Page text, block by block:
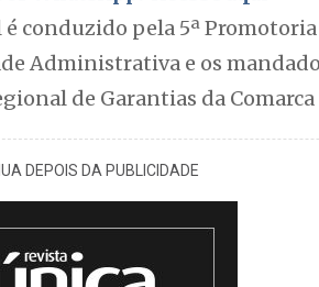
pela 5ª Promotoria
Administrativa e os
de Garantias da Comarca
DEPOIS DA PUBLICIDADE